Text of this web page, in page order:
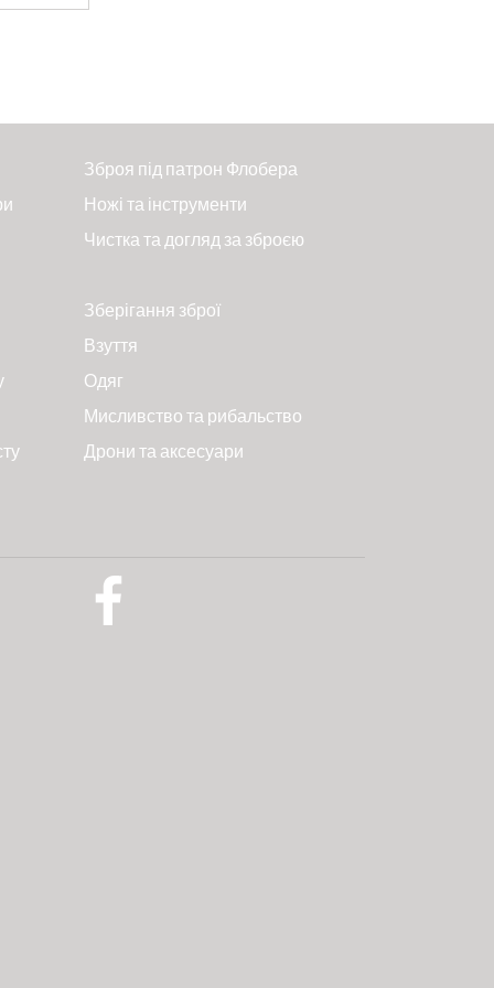
Зброя під патрон Флобера
Ножі та інструменти
Чистка та догляд за зброєю
Зберігання зброї
Взуття
Одяг
Мисливство та рибальство
Дрони та аксесуари